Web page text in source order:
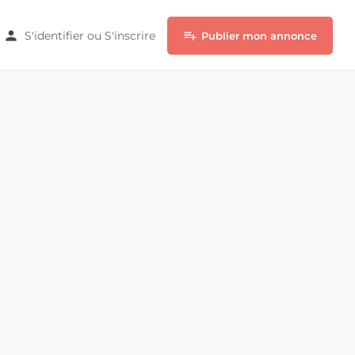
S'identifier ou S'inscrire Publier mon annonce